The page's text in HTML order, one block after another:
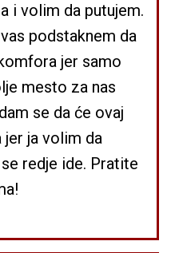
i volim da putujem.
podstaknem da
jer samo
mesto za nas
se da će ovaj
ja volim da
redje ide. Pratite